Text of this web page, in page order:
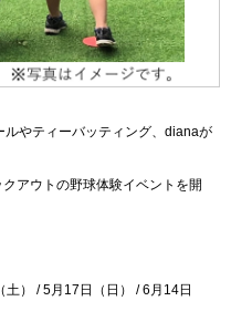
やティーバッティング、dianaが
アウトの野球体験イベントを開
） / 5月17日（日） / 6月14日